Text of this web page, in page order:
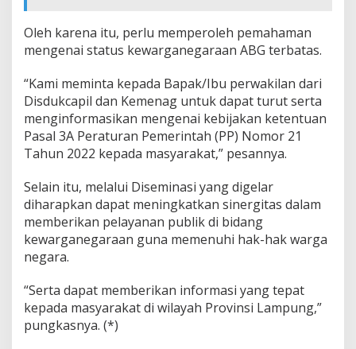
Oleh karena itu, perlu memperoleh pemahaman
mengenai status kewarganegaraan ABG terbatas.
“Kami meminta kepada Bapak/Ibu perwakilan dari
Disdukcapil dan Kemenag untuk dapat turut serta
menginformasikan mengenai kebijakan ketentuan
Pasal 3A Peraturan Pemerintah (PP) Nomor 21
Tahun 2022 kepada masyarakat,” pesannya.
Selain itu, melalui Diseminasi yang digelar
diharapkan dapat meningkatkan sinergitas dalam
memberikan pelayanan publik di bidang
kewarganegaraan guna memenuhi hak-hak warga
negara.
“Serta dapat memberikan informasi yang tepat
kepada masyarakat di wilayah Provinsi Lampung,”
pungkasnya. (*)